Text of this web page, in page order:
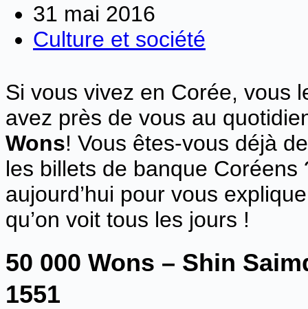
31 mai 2016
Culture et société
Si vous vivez en Corée, vous
avez près de vous au
Wons! Vous êtes-vous déjà
les billets de banque
aujourd’hui pour vous
qu’on voit tous les jours !
50 000 Wons – Shin
1551